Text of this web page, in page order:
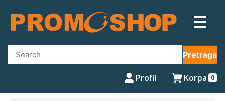
content
Pretraga
Profil Korpa 0